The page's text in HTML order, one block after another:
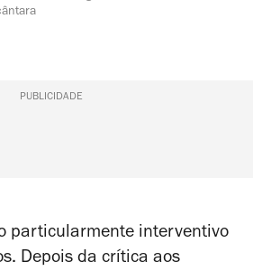
PUBLICIDADE
particularmente interventivo
Depois da crítica aos